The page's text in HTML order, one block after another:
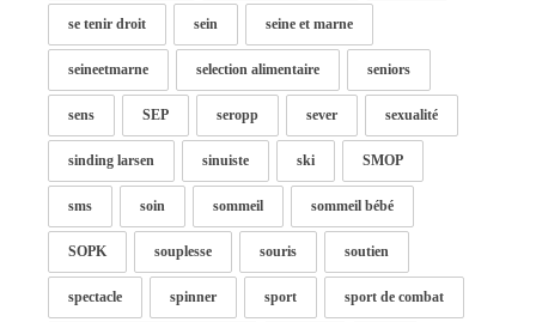
se tenir droit sein seine et marne
seineetmarne selection alimentaire seniors
sens SEP seropp sever sexualité
sinding larsen sinuiste ski SMOP
sms soin sommeil sommeil bébé
SOPK souplesse souris soutien
spectacle spinner sport sport de combat